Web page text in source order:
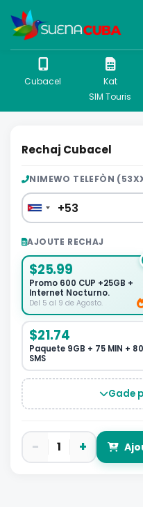
Cubacel
Kat
SIM Touris
Rechaj Cubacel
NIMEWO TELEFÒN
AJOUTE RECHAJ
$25.99
Promo 600 CUP +25GB +
Internet Nocturno.
Del 5 al 9 de Agosto.
$21.74
Paquete 9GB + 75 MIN + 80
SMS
Gade
− 1 +